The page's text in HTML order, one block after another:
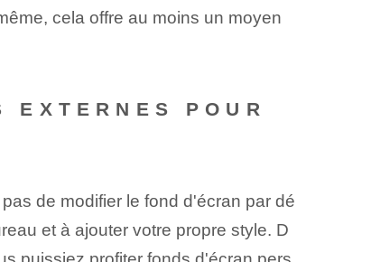
cela offre au moins un moyen
POUR
de modifier le fond d'écran par dé
et à ajouter votre propre style. D